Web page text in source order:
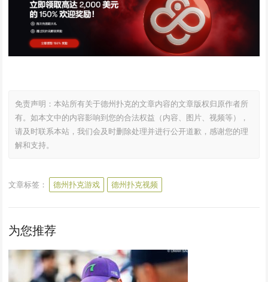
免责声明：本站所有关于德州扑克的文章内容的文章版权归原作者所
有。如本文中的内容影响到您的合法权益（内容、图片、视频等），
请及时联系本站，我们会及时删除处理并进行公开道歉，感谢您的理
解和支持。
文章标签： 德州扑克游戏 德州扑克视频
为您推荐